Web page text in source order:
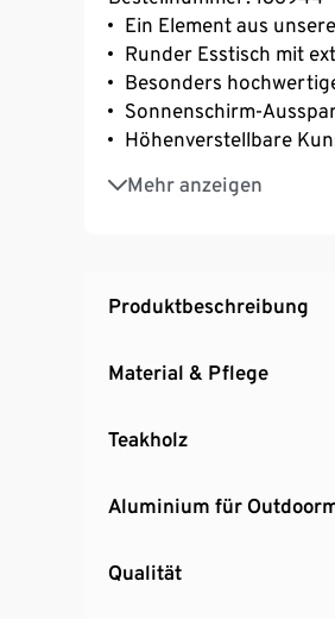
Ein Element aus
Runder Esstisch mit
Besonders
Sonnenschirm-
Höhenverstellbare
Mehr anzeigen
Langlebiges,
Hochwertiges Teak-
Produktbeschreibung
Material & Pflege
Teakholz
Aluminium für
Qualität